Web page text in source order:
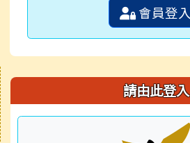
會員登入
右邊區域內容 請由此登入